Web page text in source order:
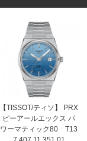
【TISSOT/ティソ】 PRX
ピーアールエックス パ
ワーマティック80 T13